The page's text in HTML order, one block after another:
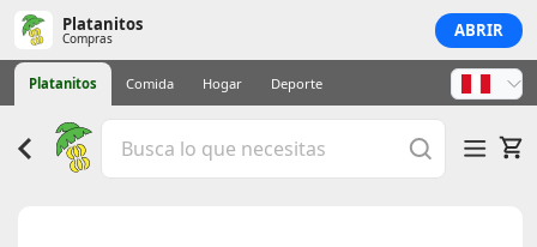
Platanitos
Compras ABRIR
Platanitos Comida Hogar Deporte